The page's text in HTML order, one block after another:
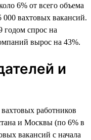
6% от всего объема
вахтовых вакансий.
спрос на
вырос на 43%.
и
работников
и Москвы (по 6% в
вакансий с начала